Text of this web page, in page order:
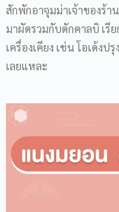
สักพักอาจุมม่าเจ้าของร้า
มาผัดรวมกับดักคาลบิ เรี
เครื่องเคียง เช่น โอเด้ง
เลยแหละ